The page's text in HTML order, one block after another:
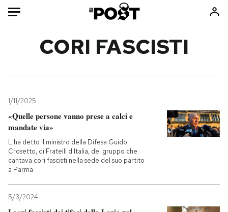
Mondo
Politica
Tecnologia
Internet
Scienza
Cultura
Economia
Consumismi
Media
Altrecose
CORI FASCISTI
1/11/2025
«Quelle persone vanno prese a calci e
mandate via»
L'ha detto il ministro della Difesa Guido
Crosetto, di Fratelli d'Italia, del gruppo che
cantava cori fascisti nella sede del suo partito
a Parma
5/3/2024